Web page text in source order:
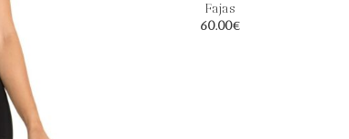
Fajas
60.00€